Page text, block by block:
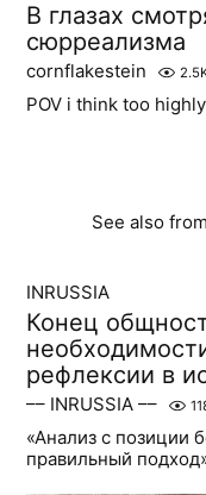
В глазах
сюрреализма
cornflakestein
POV i think too
See also from
INRUSSIA
Конец
рефлексии в
–– INRUSSIA ––
«Анализ с позиции
правильный